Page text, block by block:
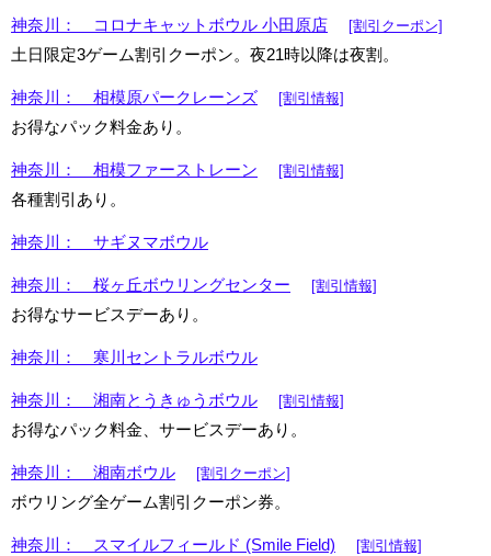
神奈川： コロナキャットボウル 小田原店 [割引クーポン]
土日限定3ゲーム割引クーポン。夜21時以降は夜割。
神奈川： 相模原パークレーンズ [割引情報]
お得なパック料金あり。
神奈川： 相模ファーストレーン [割引情報]
各種割引あり。
神奈川： サギヌマボウル
神奈川： 桜ヶ丘ボウリングセンター [割引情報]
お得なサービスデーあり。
神奈川： 寒川セントラルボウル
神奈川： 湘南とうきゅうボウル [割引情報]
お得なパック料金、サービスデーあり。
神奈川： 湘南ボウル [割引クーポン]
ボウリング全ゲーム割引クーポン券。
神奈川： スマイルフィールド (Smile Field) [割引情報]